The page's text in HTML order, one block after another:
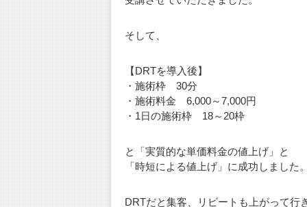
そして、
【DRTを導入後】
・施術枠 30分
・施術料金 6,000～7,000円
・1日の施術枠 18～20枠
と「実質的な単価料金の値上げ」と
「時短による値上げ」に成功しました
DRTだと集客、リピートも上がって行